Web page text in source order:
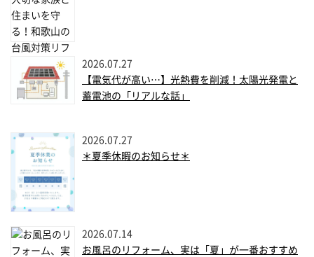
2026.07.27
【電気代が高い…】光熱費を削減！太陽光発電と
蓄電池の「リアルな話」
2026.07.27
＊夏季休暇のお知らせ＊
2026.07.14
お風呂のリフォーム、実は「夏」が一番おすすめ